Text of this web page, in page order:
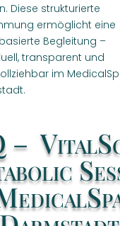
Diese strukturierte
ermöglicht eine
Begleitung –
transparent und
im
–